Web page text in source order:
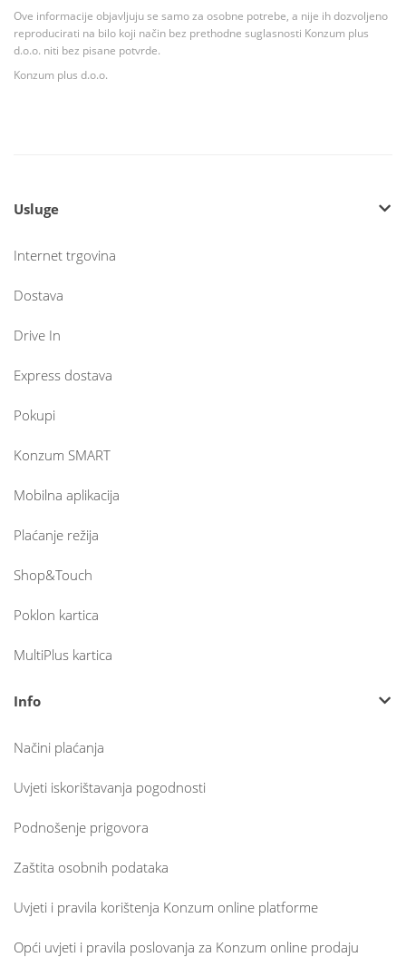
Ove informacije objavljuju se samo za osobne potrebe, a nije ih dozvoljeno
reproducirati na bilo koji način bez prethodne suglasnosti Konzum plus
d.o.o. niti bez pisane potvrde.
Konzum plus d.o.o.
Usluge
Internet trgovina
Dostava
Drive In
Express dostava
Pokupi
Konzum SMART
Mobilna aplikacija
Plaćanje režija
Shop&Touch
Poklon kartica
MultiPlus kartica
Info
Načini plaćanja
Uvjeti iskorištavanja pogodnosti
Podnošenje prigovora
Zaštita osobnih podataka
Uvjeti i pravila korištenja Konzum online platforme
Opći uvjeti i pravila poslovanja za Konzum online prodaju